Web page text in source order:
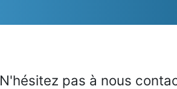
N'hésitez pas à nous